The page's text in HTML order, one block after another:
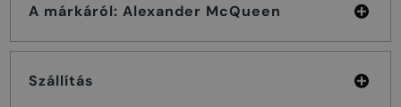
A márkáról: Alexander McQueen
Szállítás